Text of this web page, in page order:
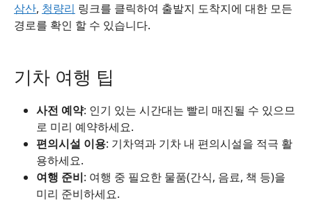
삼산, 청량리 링크를 클릭하여 출발지 도착지에 대한 모든
경로를 확인 할 수 있습니다.
기차 여행 팁
사전 예약: 인기 있는 시간대는 빨리 매진될 수 있으므
로 미리 예약하세요.
편의시설 이용: 기차역과 기차 내 편의시설을 적극 활
용하세요.
여행 준비: 여행 중 필요한 물품(간식, 음료, 책 등)을
미리 준비하세요.